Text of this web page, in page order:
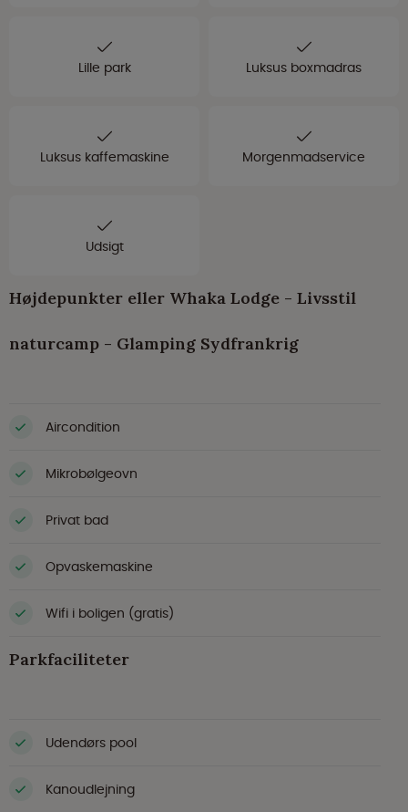
Lille park Luksus boxmadras
Luksus kaffemaskine Morgenmadservice
Udsigt
Højdepunkter eller Whaka Lodge - Livsstil
naturcamp - Glamping Sydfrankrig
Aircondition
Mikrobølgeovn
Privat bad
Opvaskemaskine
Wifi i boligen (gratis)
Parkfaciliteter
Udendørs pool
Kanoudlejning